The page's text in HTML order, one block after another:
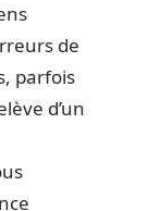
de
parfois
d’un